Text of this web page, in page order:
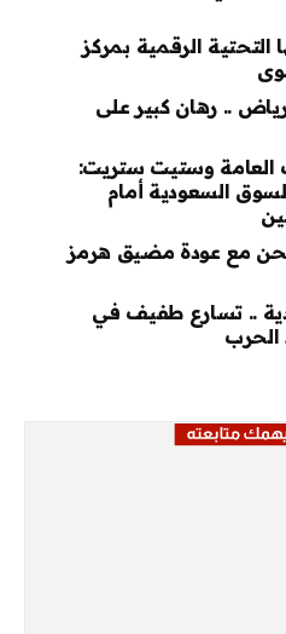
التحتية الرقمية بمركز
.. رهان كبير على
العامة وستيت ستريت:
السعودية أمام
مع عودة مضيق هرمز
.. تسارع طفيف في